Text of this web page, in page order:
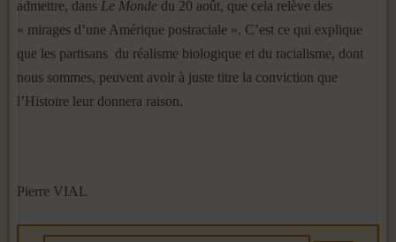
admettre, dans Le Monde du 20 août, que cela relève des
« mirages d’une Amérique postraciale ». C’est ce qui explique
que les partisans du réalisme biologique et du racialisme, dont
nous sommes, peuvent avoir à juste titre la conviction que
l’Histoire leur donnera raison.
Pierre VIAL